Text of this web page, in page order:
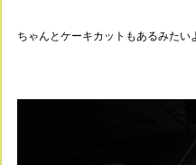
ちゃんとケーキカットもあるみたい